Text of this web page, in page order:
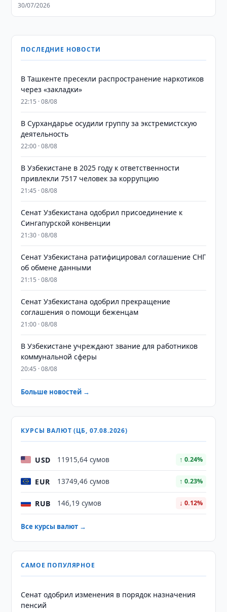
30/07/2026
ПОСЛЕДНИЕ НОВОСТИ
В Ташкенте пресекли распространение наркотиков
через «закладки»
22:15 · 08/08
В Сурхандарье осудили группу за экстремистскую
деятельность
22:00 · 08/08
В Узбекистане в 2025 году к ответственности
привлекли 7517 человек за коррупцию
21:45 · 08/08
Сенат Узбекистана одобрил присоединение к
Сингапурской конвенции
21:30 · 08/08
Сенат Узбекистана ратифицировал соглашение СНГ
об обмене данными
21:15 · 08/08
Сенат Узбекистана одобрил прекращение
соглашения о помощи беженцам
21:00 · 08/08
В Узбекистане учреждают звание для работников
коммунальной сферы
20:45 · 08/08
Больше новостей →
КУРСЫ ВАЛЮТ (ЦБ, 07.08.2026)
USD 11915,64 сумов ↑ 0.24%
EUR 13749,46 сумов ↑ 0.23%
RUB 146,19 сумов ↓ 0.12%
Все курсы валют →
САМОЕ ПОПУЛЯРНОЕ
Сенат одобрил изменения в порядок назначения
пенсий